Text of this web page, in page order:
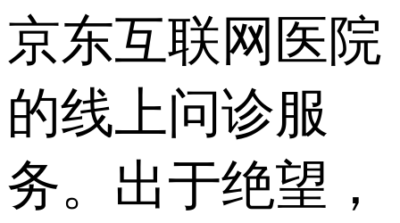
京东互联网医院
的线上问诊服
务。出于绝望，